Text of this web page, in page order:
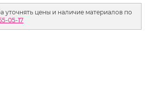
уточнять цены и наличие материалов по
05-17